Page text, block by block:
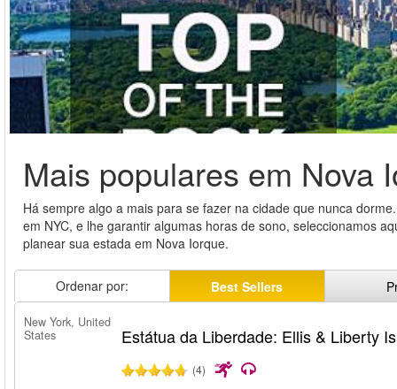
Mais populares em Nova
Há sempre algo a mais para se fazer na cidade que nunca
em NYC, e lhe garantir algumas horas de sono, seleccionamos
planear sua estada em Nova Iorque.
Ordenar por: Best Sellers
New York, United
States
Estátua da Liberdade: Ellis & Liberty
(4)